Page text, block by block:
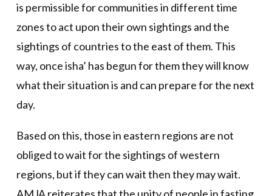
is permissible for communities in different time
zones to act upon their own sightings and the
sightings of countries to the east of them. This
way, once isha’ has begun for them they will know
what their situation is and can prepare for the next
day.
Based on this, those in eastern regions are not
obliged to wait for the sightings of western
regions, but if they can wait then they may wait.